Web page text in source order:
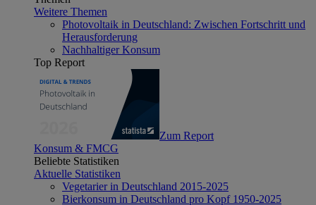
Weitere Themen
Photovoltaik in Deutschland: Zwischen Fortschritt und
Herausforderung
Nachhaltiger Konsum
Top Report
Zum Report
Konsum & FMCG
Beliebte Statistiken
Aktuelle Statistiken
Vegetarier in Deutschland 2015-2025
Bierkonsum in Deutschland pro Kopf 1950-2025